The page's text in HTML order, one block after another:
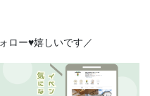
ロー♥嬉しいです／